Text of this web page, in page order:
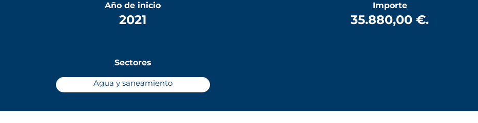
Año de inicio
2021
Importe
35.880,00 €.
Sectores
Agua y saneamiento